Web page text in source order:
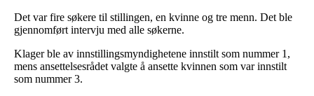
Det var fire søkere til stillingen, en kvinne og tre menn. Det ble
gjennomført intervju med alle søkerne.
Klager ble av innstillingsmyndighetene innstilt som nummer 1,
mens ansettelsesrådet valgte å ansette kvinnen som var innstilt
som nummer 3.